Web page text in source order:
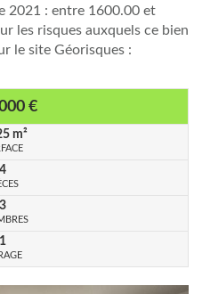
2021 : entre 1600.00 et
les risques auxquels ce bien
le site Géorisques :
€
acquéreur:
- 4,26%
m²
4
3
1